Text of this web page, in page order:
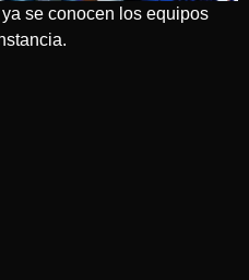
se conocen los equipos